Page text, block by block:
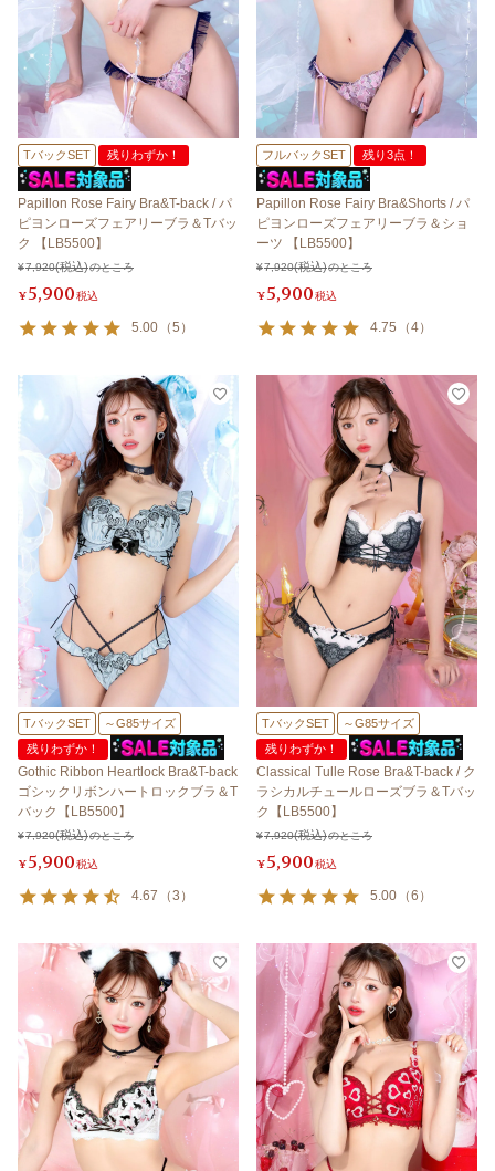
TバックSET 残りわずか！
Papillon Rose Fairy Bra&T-back / パ
ピヨンローズフェアリーブラ＆Tバッ
ク 【LB5500】
¥7,920 のところ
¥5,900税込
5.00 （5 ）
フルバックSET 残り3点！
Papillon Rose Fairy Bra&Shorts / パ
ピヨンローズフェアリーブラ＆ショ
ーツ 【LB5500】
¥7,920 のところ
¥5,900税込
4.75 （4）
TバックSET
～G85サイズ
残りわずか！
Gothic Ribbon Heartlock Bra&T-back
ゴシックリボンハートロックブラ＆T
バック【LB5500】
¥7,920 のところ
¥5,900税込
4.67 （3 ）
TバックSET
～G85サイズ
残りわずか！
Classical Tulle Rose Bra&T-back / ク
ラシカルチュールローズブラ＆Tバッ
ク【LB5500】
¥7,920 のところ
¥5,900税込
5.00 （6 ）